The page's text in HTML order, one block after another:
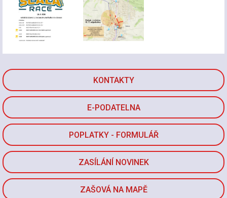
KONTAKTY
E-PODATELNA
POPLATKY - FORMULÁŘ
ZASÍLÁNÍ NOVINEK
ZAŠOVÁ NA MAPĚ